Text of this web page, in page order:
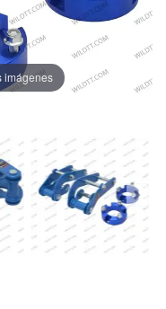
imágenes